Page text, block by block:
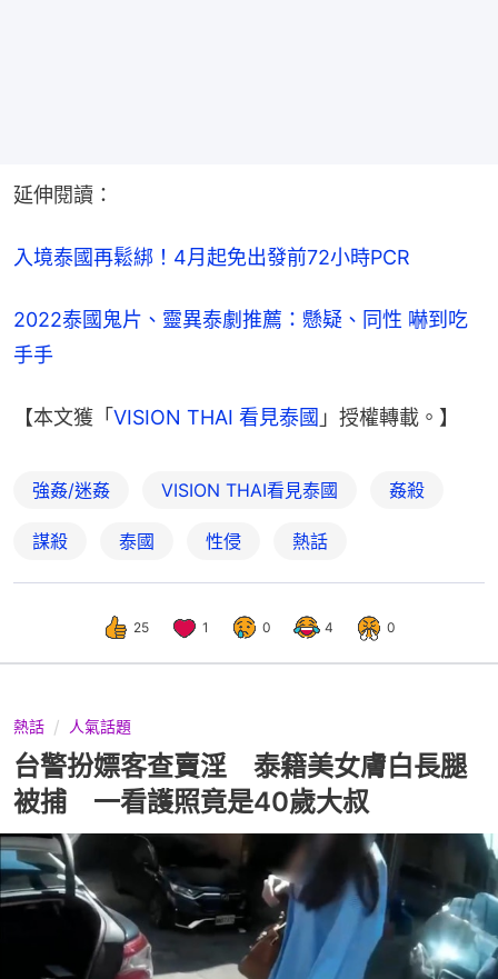
延伸閱讀：
入境泰國再鬆綁！4月起免出發前72小時PCR
2022泰國鬼片、靈異泰劇推薦：懸疑、同性 嚇到吃
手手
【本文獲「 VISION THAI 看見泰國 」授權轉載。】
強姦/迷姦 VISION THAI看見泰國 姦殺
謀殺 泰國 性侵 熱話
25 1 0 4 0
熱話 人氣話題
台警扮嫖客查賣淫 泰籍美女膚白長腿
被捕 一看護照竟是40歲大叔